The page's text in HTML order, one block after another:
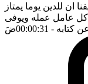
ان للدين يوما يمتاز
كل عامل عمله ويوفى
كتابه - 00:00:31 ضَ